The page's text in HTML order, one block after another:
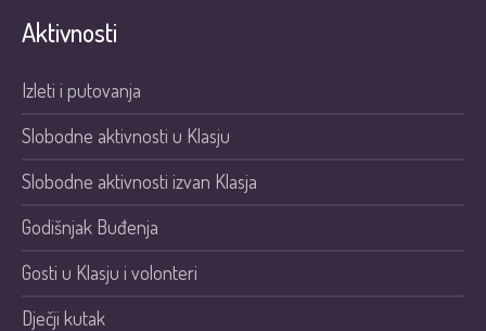
Aktivnosti
Izleti i putovanja
Slobodne aktivnosti u Klasju
Slobodne aktivnosti izvan Klasja
Godišnjak Buđenja
Gosti u Klasju i volonteri
Dječji kutak